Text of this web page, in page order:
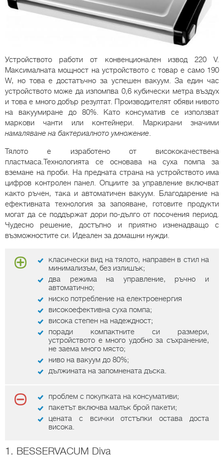
Устройството работи от конвенционален извод 220 V.
Максималната мощност на устройството с товар е само 190
W, но това е достатъчно за успешен вакуум. За един час
устройството може да изпомпва 0,6 кубически метра въздух
и това е много добър резултат. Производителят обяви нивото
на вакуумиране до 80%. Като консуматив се използват
маркови чанти или контейнери. Маркирани значими
намаляване на бактериалното умножение.
Тялото е изработено от висококачествена
пластмаса.Технологията се основава на суха помпа за
вземане на проби. На предната страна на устройството има
цифров контролен панел. Опциите за управление включват
както ръчен, така и автоматичен вакуум. Благодарение на
ефективната технология за запояване, готовите продукти
могат да се поддържат дори по-дълго от посочения период.
Чудесно решение, достъпно и приятно изненадващо с
възможностите си. Идеален за домашни нужди.
класически вид на тялото, направен в стил на
минимализъм, без излишък;
два режима на управление, ръчно и
автоматично;
ниско потребление на електроенергия
високоефективна суха помпа;
висока степен на надеждност;
поради компактните си размери,
устройството е много удобно за съхранение,
не заема много място;
ниво на вакуум до 80%;
дължината на запомнената дъска.
проблем с покупката на консумативи;
пакетът включва малък брой пакети;
цената с всички отстъпки остава доста
висока.
1. BESSERVACUM Diva